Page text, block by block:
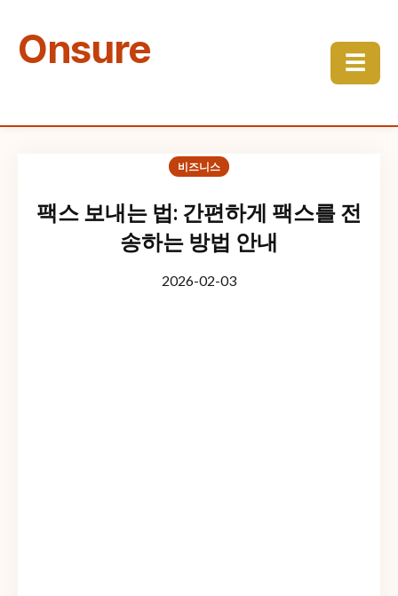
Onsure ☰
비즈니스
팩스 보내는 법: 간편하게 팩스를 전
송하는 방법 안내
2026-02-03